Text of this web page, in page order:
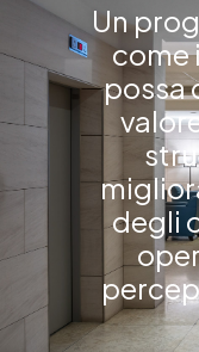
Un
come
possa
degli